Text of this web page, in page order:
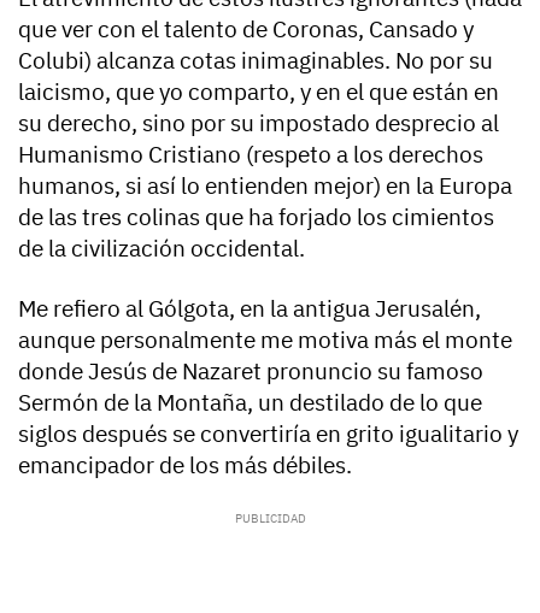
que ver con el talento de Coronas, Cansado y
Colubi) alcanza cotas inimaginables. No por su
laicismo, que yo comparto, y en el que están en
su derecho, sino por su impostado desprecio al
Humanismo Cristiano (respeto a los derechos
humanos, si así lo entienden mejor) en la Europa
de las tres colinas que ha forjado los cimientos
de la civilización occidental.
Me refiero al Gólgota, en la antigua Jerusalén,
aunque personalmente me motiva más el monte
donde Jesús de Nazaret pronuncio su famoso
Sermón de la Montaña, un destilado de lo que
siglos después se convertiría en grito igualitario y
emancipador de los más débiles.